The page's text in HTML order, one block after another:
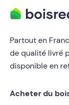
Partout en
de qualité livré
disponible en
Acheter du